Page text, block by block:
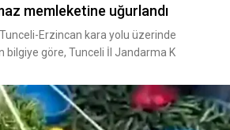
memleketine uğurlandı
Erzincan kara yolu üzerinde
bilgiye göre, Tunceli İl Jandarma K